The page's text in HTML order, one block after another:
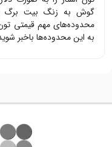
گوش به زنگ بیت برگ
محدوده‌های مهم قیمتی
به این محدوده‌ها باخبر